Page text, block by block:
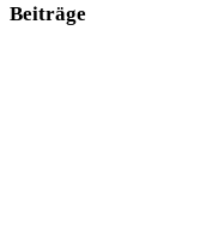
Beiträge